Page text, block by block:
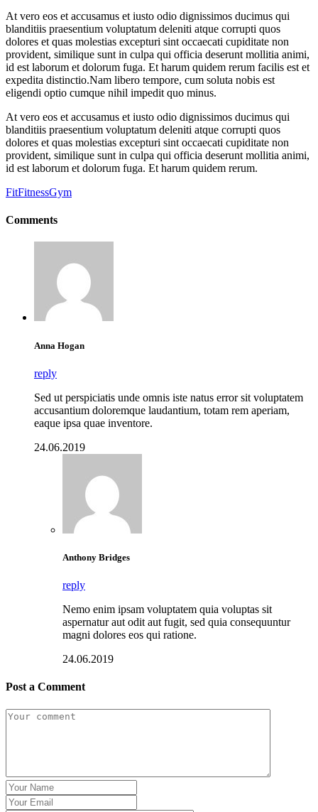
At vero eos et accusamus et iusto odio dignissimos ducimus qui
blanditiis praesentium voluptatum deleniti atque corrupti quos
dolores et quas molestias excepturi sint occaecati cupiditate non
provident, similique sunt in culpa qui officia deserunt mollitia animi,
id est laborum et dolorum fuga. Et harum quidem rerum facilis est et
expedita distinctio.Nam libero tempore, cum soluta nobis est
eligendi optio cumque nihil impedit quo minus.
At vero eos et accusamus et iusto odio dignissimos ducimus qui
blanditiis praesentium voluptatum deleniti atque corrupti quos
dolores et quas molestias excepturi sint occaecati cupiditate non
provident, similique sunt in culpa qui officia deserunt mollitia animi,
id est laborum et dolorum fuga. Et harum quidem rerum.
FitFitnessGym
Comments
Anna Hogan
reply
Sed ut perspiciatis unde omnis iste natus error sit voluptatem
accusantium doloremque laudantium, totam rem aperiam,
eaque ipsa quae inventore.
24.06.2019
Anthony Bridges
reply
Nemo enim ipsam voluptatem quia voluptas sit
aspernatur aut odit aut fugit, sed quia consequuntur
magni dolores eos qui ratione.
24.06.2019
Post a Comment